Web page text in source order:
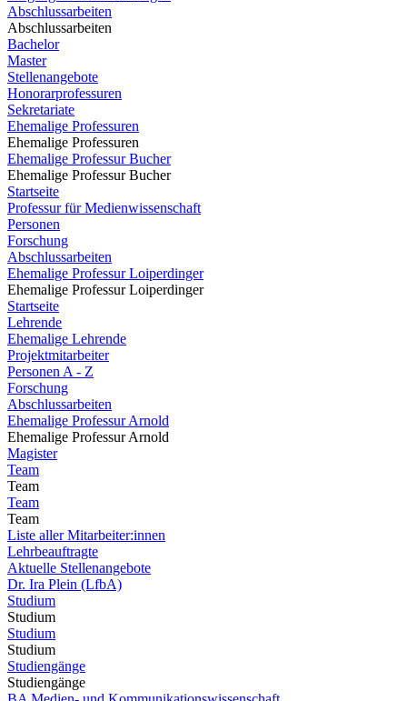
Abschlussarbeiten
Abschlussarbeiten
Bachelor
Master
Stellenangebote
Honorarprofessuren
Sekretariate
Ehemalige Professuren
Ehemalige Professuren
Ehemalige Professur Bucher
Ehemalige Professur Bucher
Startseite
Professur für Medienwissenschaft
Personen
Forschung
Abschlussarbeiten
Ehemalige Professur Loiperdinger
Ehemalige Professur Loiperdinger
Startseite
Lehrende
Ehemalige Lehrende
Projektmitarbeiter
Personen A - Z
Forschung
Abschlussarbeiten
Ehemalige Professur Arnold
Ehemalige Professur Arnold
Magister
Team
Team
Team
Team
Liste aller Mitarbeiter:innen
Lehrbeauftragte
Aktuelle Stellenangebote
Dr. Ira Plein (LfbA)
Studium
Studium
Studium
Studium
Studiengänge
Studiengänge